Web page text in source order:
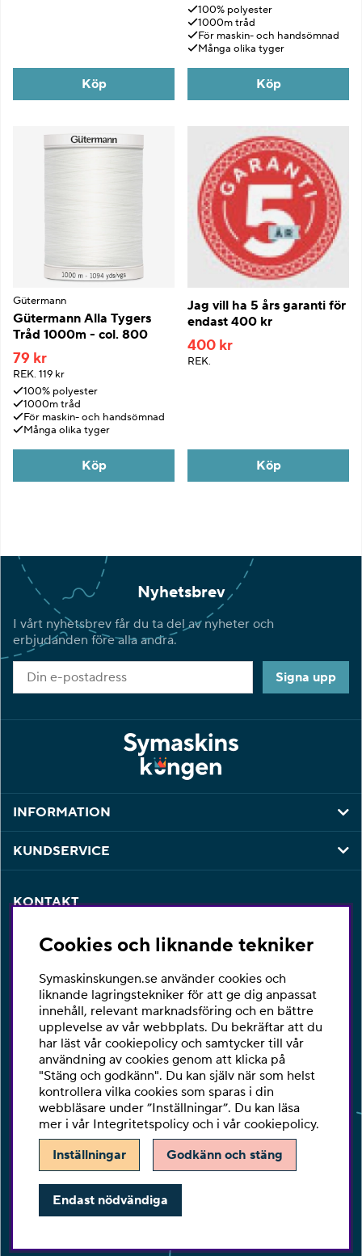
Köp
100% polyester
1000m tråd
För maskin- och handsömnad
Många olika tyger
Köp
Gütermann
Gütermann Alla Tygers
Tråd 1000m - col. 800
79 kr
REK. 119 kr
100% polyester
1000m tråd
För maskin- och handsömnad
Många olika tyger
Köp
Jag vill ha 5 års garanti för
endast 400 kr
400 kr
REK.
Köp
Nyhetsbrev
I vårt nyhetsbrev får du ta del av nyheter och
erbjudanden före alla andra.
Signa upp
INFORMATION
KUNDSERVICE
KONTAKT
beställning så är du varmt välkommen att kontakta vår
Telefon:010-2518270
E-post:kontakta@symaskinskungen.se
Ångra köp
Copyright © Be-Ge Sy Center AB.
Cookies och liknande tekniker
Symaskinskungen.se använder cookies och
liknande lagringstekniker för att ge dig anpassat
innehåll, relevant marknadsföring och en bättre
upplevelse av vår webbplats. Du bekräftar att du
har läst vår cookiepolicy och samtycker till vår
användning av cookies genom att klicka på
"Stäng och godkänn". Du kan själv när som helst
kontrollera vilka cookies som sparas i din
webbläsare under ”Inställningar”. Du kan läsa
mer i vår Integritetspolicy och i vår cookiepolicy.
Inställningar
Godkänn och stäng
Endast nödvändiga